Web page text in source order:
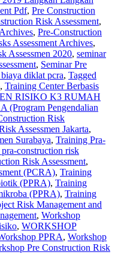
Pdf, Pre Construction
Risk Assessment,
, Pre-Construction
Assessment Archives,
Assessmen 2020, seminar
, Seminar Pre
diklat pcra, Tagged
, Training Center Berbasis
RISIKO K3 RUMAH
(Program Pengendalian
Risk
Assessmen Jakarta,
Surabaya, Training Pra-
construction risk
Risk Assessment,
(PCRA), Training
(PPRA), Training
(PPRA), Training
Risk Management and
, Workshop
, WORKSHOP
PPRA, Workshop
Pre Construction Risk